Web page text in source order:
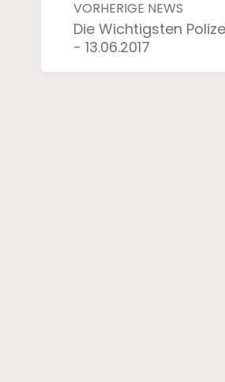
VORHERIGE NEWS
Die Wichtigsten
- 13.06.2017